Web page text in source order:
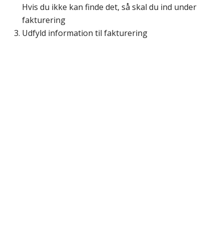
Hvis du ikke kan finde det, så skal du ind under
fakturering
Udfyld information til fakturering